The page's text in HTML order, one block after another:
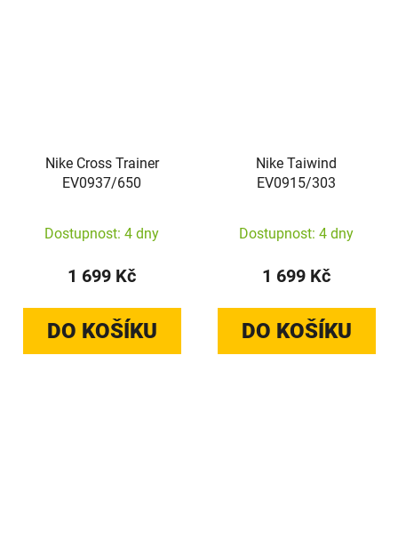
Nike Cross Trainer
EV0937/650
Dostupnost: 4 dny
1 699 Kč
DO KOŠÍKU
Nike Taiwind
EV0915/303
Dostupnost: 4 dny
1 699 Kč
DO KOŠÍKU